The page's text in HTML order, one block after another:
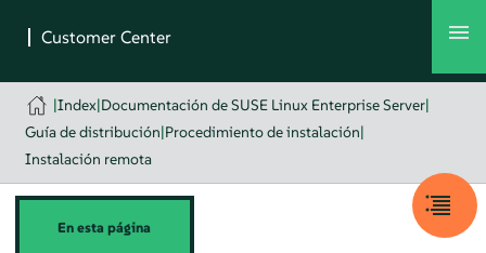
|Index|Documentación de SUSE Linux Enterprise Server|
Guía de distribución|Procedimiento de instalación|
Instalación remota
En esta página